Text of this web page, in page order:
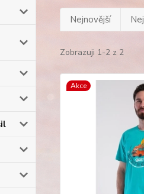
Nejnovější
Zobrazuji 1-2 z 2
Akce